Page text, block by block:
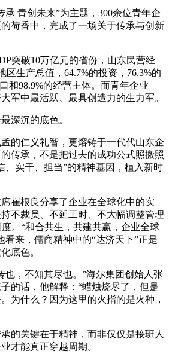
青创未来”为主题，300余位青年企
荷香中，完成了一场关于传承与创新
破10万亿元的省份，山东民营经
区生产总值，64.7%的投资，76.3%的
和98.9%的经营主体。而青年企业
军中最活跃、最具创造力的生力军。
沉的底色。
仁义礼智，更熔铸于一代代山东企
传承，不是把过去的成功公式照搬照
、实干、担当”的精神基因，植入新时
根良分享了企业在全球化中的实
不裁员、不延工时、不大幅调整管理
。“和合共生，共建共赢，企业全球
看来，儒商精神中的“达济天下”正是
底色。
，不知其尽也。”海尔集团创始人张
的话，他解释：“蜡烛烧尽了，但是
为什么？因为这里的火指的是火种，
关键在于精神，而非仅仅是接班人
才能真正穿越周期。